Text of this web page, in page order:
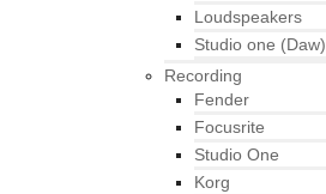
Loudspeakers
Studio one (Daw)
Recording
Fender
Focusrite
Studio One
Korg